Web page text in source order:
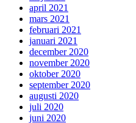
april 2021
mars 2021
februari 2021
januari 2021
december 2020
november 2020
oktober 2020
september 2020
augusti 2020
juli 2020
juni 2020